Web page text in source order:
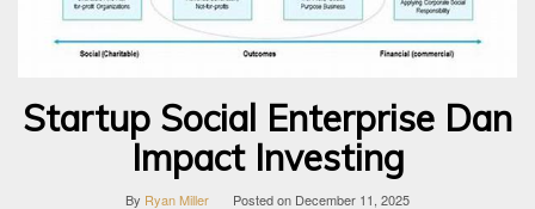
Startup Social Enterprise Dan
Impact Investing
By Ryan Miller Posted on December 11, 2025